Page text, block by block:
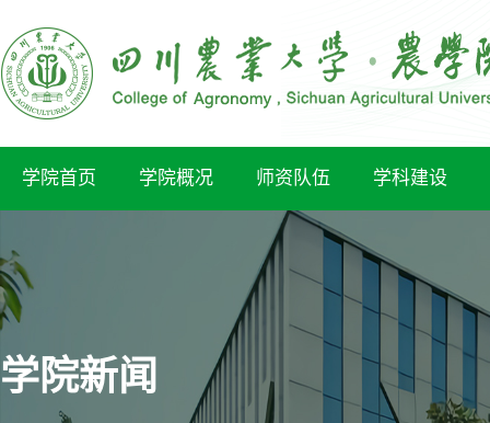
学院首页 学院概况 师资队伍 学科建设
学院新闻